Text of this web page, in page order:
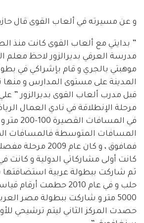
و عن مسيرته في ألعاب القوى قال
” بدايتي مع ألعاب القوى كانت منذ
مدرسة العرفي بديرالزور لاحظ معلم
موهبتي بالجري و قام بإشراكي في
المدينة على مستوى المدارس و منها
قبل مدرب ألعاب القوى بديرالزور ”
مرحلة الإنطلاقة في نادي العمال
في
فمافوق ، و كان عام
كانت أولى مشاركاتي الدولية و كانت
ثم شاركت ببطولة عربية
حلب و في عام 2010 حطمت
5000 متر و شاركت ببطولة مصر
حصدت المركز الثاني ليتم ترشيحي